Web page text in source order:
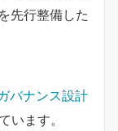
先行整備した
バナンス設計
います。